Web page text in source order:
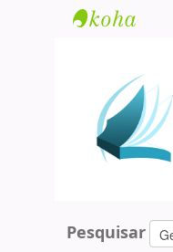
Agamenon
Magalhães
Pesquisar